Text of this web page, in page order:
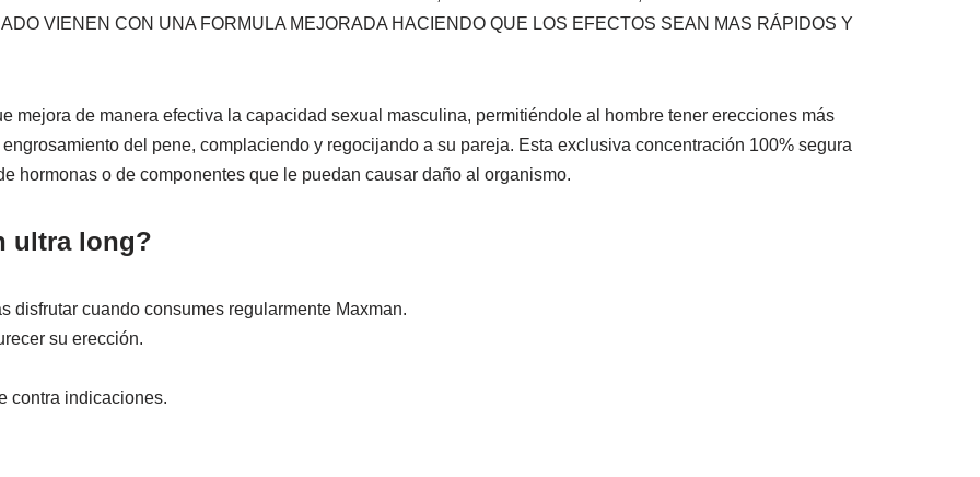
VIENEN CON UNA FORMULA MEJORADA HACIENDO QUE LOS EFECTOS SEAN MAS RÁPIDOS Y
mejora de manera efectiva la capacidad sexual masculina, permitiéndole al hombre tener erecciones más
del pene, complaciendo y regocijando a su pareja. Esta exclusiva concentración 100% segura
hormonas o de componentes que le puedan causar daño al organismo.
ultra long?
disfrutar cuando consumes regularmente Maxman.
su erección.
contra indicaciones.